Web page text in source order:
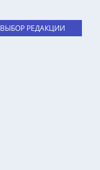
ВЫБОР РЕДАКЦИИ